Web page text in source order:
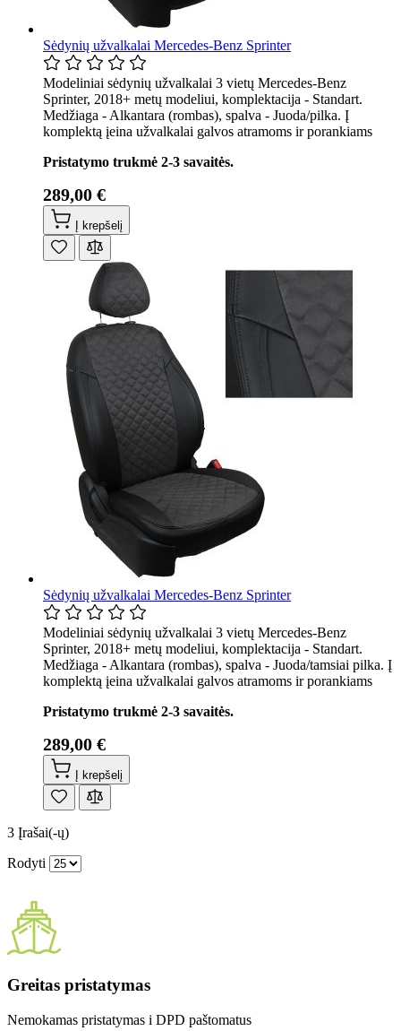
Sėdynių užvalkalai Mercedes-Benz Sprinter
Modeliniai sėdynių užvalkalai 3 vietų Mercedes-Benz
Sprinter, 2018+ metų modeliui, komplektacija - Standart.
Medžiaga - Alkantara (rombas), spalva - Juoda/pilka. Į
komplektą įeina užvalkalai galvos atramoms ir porankiams
Pristatymo trukmė 2-3 savaitės.
289,00 €
Į krepšelį
Sėdynių užvalkalai Mercedes-Benz Sprinter
Modeliniai sėdynių užvalkalai 3 vietų Mercedes-Benz
Sprinter, 2018+ metų modeliui, komplektacija - Standart.
Medžiaga - Alkantara (rombas), spalva - Juoda/tamsiai pilka. Į
komplektą įeina užvalkalai galvos atramoms ir porankiams
Pristatymo trukmė 2-3 savaitės.
289,00 €
Į krepšelį
3 Įrašai(-ų)
Rodyti
Greitas pristatymas
Nemokamas pristatymas i DPD paštomatus